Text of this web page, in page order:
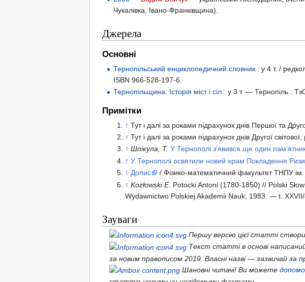
Чукалівка, Івано-Франківщина).
Джерела
Основні
Тернопільський енциклопедичний словник : у4 т. /
ISBN 966-528-197-6
Тернопільщина. Історія міст і сіл : у3 т. — Тернопіль :
Примітки
↑ Тут і далі за роками підрахунок днів Першої та
↑ Тут і далі за роками підрахунок днів Другої
↑ Шпікула, Т. У Тернополі з'явився ще один
↑ У Тернополі освятили новий храм Покладення
↑ Допис
/ Фізико-математичний факультет ТНПУ
↑ Kozłowski E. Potocki Antoni (1780-1850) // Polski
Wydawnictwo Polskiej Akademii Nauk, 1983. — t.
Зауваги
Першу версію цієї статті
Текст статті в основі
за новим правописом 2019. Власні назві — зазвичай за
Шановні читачі! Ви можете